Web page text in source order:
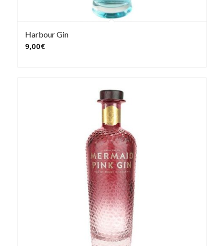
Harbour Gin
9,00€